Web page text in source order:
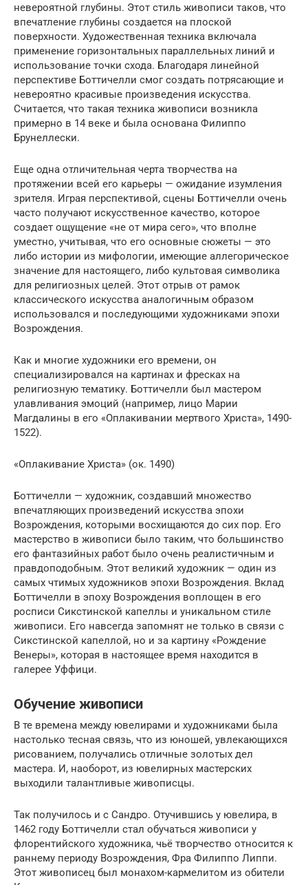
невероятной глубины. Этот стиль живописи таков, что
впечатление глубины создается на плоской
поверхности. Художественная техника включала
применение горизонтальных параллельных линий и
использование точки схода. Благодаря линейной
перспективе Боттичелли смог создать потрясающие и
невероятно красивые произведения искусства.
Считается, что такая техника живописи возникла
примерно в 14 веке и была основана Филиппо
Брунеллески.
Еще одна отличительная черта творчества на
протяжении всей его карьеры — ожидание изумления
зрителя. Играя перспективой, сцены Боттичелли очень
часто получают искусственное качество, которое
создает ощущение «не от мира сего», что вполне
уместно, учитывая, что его основные сюжеты — это
либо истории из мифологии, имеющие аллегорическое
значение для настоящего, либо культовая символика
для религиозных целей. Этот отрыв от рамок
классического искусства аналогичным образом
использовался и последующими художниками эпохи
Возрождения.
Как и многие художники его времени, он
специализировался на картинах и фресках на
религиозную тематику. Боттичелли был мастером
улавливания эмоций (например, лицо Марии
Магдалины в его «Оплакивании мертвого Христа», 1490-
1522).
«Оплакивание Христа» (ок. 1490)
Боттичелли — художник, создавший множество
впечатляющих произведений искусства эпохи
Возрождения, которыми восхищаются до сих пор. Его
мастерство в живописи было таким, что большинство
его фантазийных работ было очень реалистичным и
правдоподобным. Этот великий художник — один из
самых чтимых художников эпохи Возрождения. Вклад
Боттичелли в эпоху Возрождения воплощен в его
росписи Сикстинской капеллы и уникальном стиле
живописи. Его навсегда запомнят не только в связи с
Сикстинской капеллой, но и за картину «Рождение
Венеры», которая в настоящее время находится в
галерее Уффици.
Обучение живописи
В те времена между ювелирами и художниками была
настолько тесная связь, что из юношей, увлекающихся
рисованием, получались отличные золотых дел
мастера. И, наоборот, из ювелирных мастерских
выходили талантливые живописцы.
Так получилось и с Сандро. Отучившись у ювелира, в
1462 году Боттичелли стал обучаться живописи у
флорентийского художника, чьё творчество относится к
раннему периоду Возрождения, Фра Филиппо Липпи.
Этот живописец был монахом-кармелитом из обители